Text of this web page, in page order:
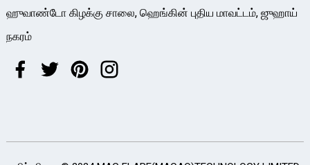
ஹுவாண்டோ கிழக்கு சாலை, ஹெங்கின் புதிய மாவட்டம், ஜுஹாய்
நகரம்